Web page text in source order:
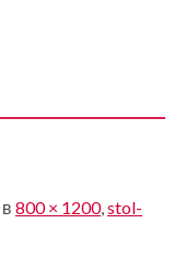
в 800 × 1200,stol-